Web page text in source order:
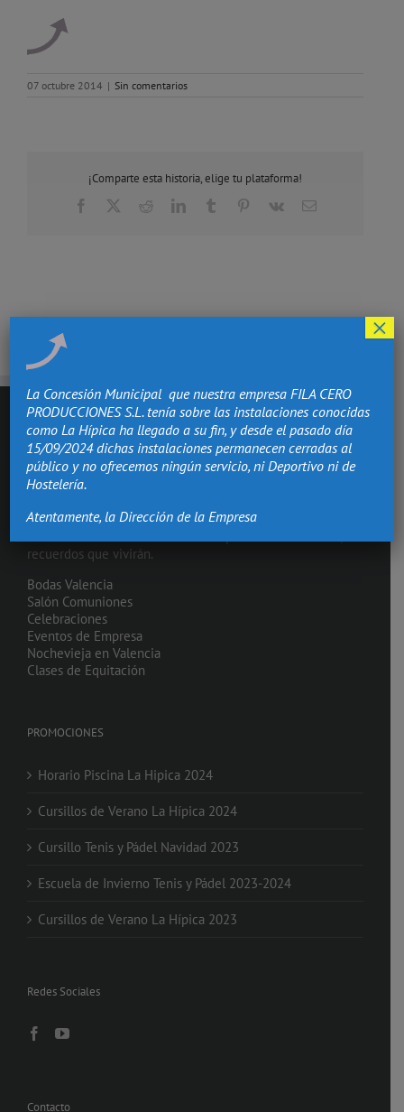
07 octubre 2014 | Sin comentarios
¡Comparte esta historia, elige tu plataforma!
Facebook RedditLinkedInTumblr Pinterest
Vk
Correo
recuerdos que vivirán.
Bodas Valencia
Salón Comuniones
Celebraciones
Eventos de Empresa
Nochevieja en Valencia
Clases de Equitación
PROMOCIONES
Horario Piscina La Hipica 2024
Cursillos de Verano La Hípica 2024
Cursillo Tenis y Pádel Navidad 2023
Escuela de Invierno Tenis y Pádel 2023-2024
Cursillos de Verano La Hípica 2023
Redes Sociales
Contacto
La Concesión Municipal que nuestra empresa FILA CERO
PRODUCCIONES S.L. tenía sobre las instalaciones conocidas
como La Hípica ha llegado a su fin, y desde el pasado día
15/09/2024 dichas instalaciones permanecen cerradas al
público y no ofrecemos ningún servicio, ni Deportivo ni de
Hostelería.
Atentamente, la Dirección de la Empresa
×